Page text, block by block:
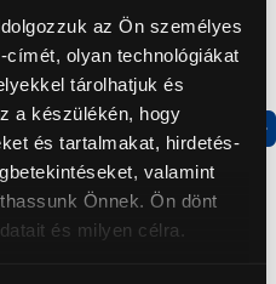
az Ön személyes
olyan technológiákat
tárolhatjuk és
a készülékén, hogy
és tartalmakat, hirdetés-
valamint
Önnek. Ön dönt
és milyen célra.
Gorenje N619EAXL4